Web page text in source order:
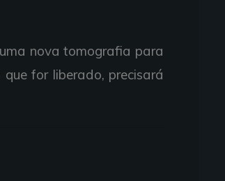
nova tomografia para
for liberado, precisará